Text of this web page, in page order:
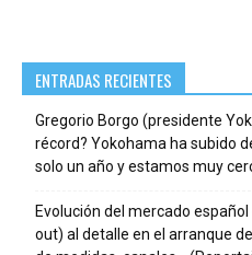
ENTRADAS RECIENTES
Gregorio Borgo (presidente
récord? Yokohama ha subido
solo un año y estamos muy
Evolución del mercado
out) al detalle en el arranque